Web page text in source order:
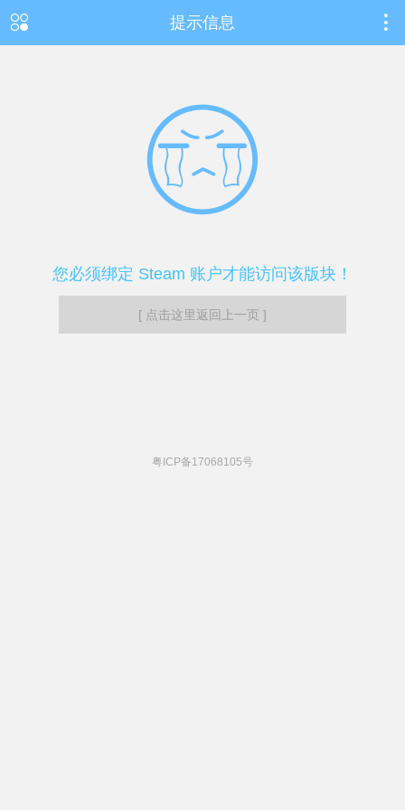
提示信息
您必须绑定 Steam 账户才能访问该版块！
[ 点击这里返回上一页 ]
粤ICP备17068105号